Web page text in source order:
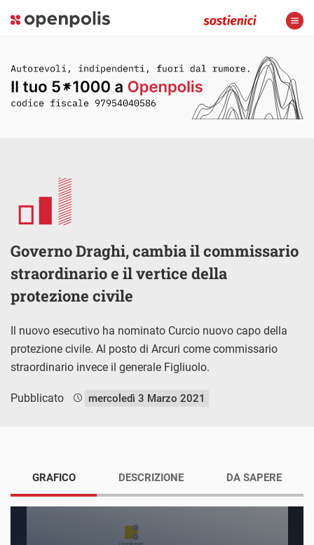
Governo Draghi, cambia il commissario
straordinario e il vertice della
protezione civile
Il nuovo esecutivo ha nominato Curcio nuovo capo della
protezione civile. Al posto di Arcuri come commissario
straordinario invece il generale Figliuolo.
Pubblicato mercoledì 3 Marzo 2021
GRAFICO DESCRIZIONE DA SAPERE